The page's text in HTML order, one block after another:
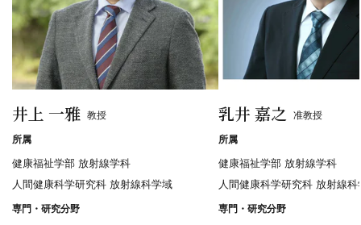
井上 一雅 教授
所属
健康福祉学部 放射線学科
人間健康科学研究科 放射線科学域
専門・研究分野
乳井 嘉之 准教授
所属
健康福祉学部 放射線学科
人間健康科学研究科 放射線科
専門・研究分野